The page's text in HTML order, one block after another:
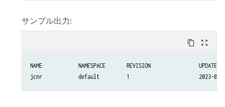
サンプル出力:
content_copy zoom_out_map
NAME		NAMESPACE	REVISION		UPDATED                                	STATUS  		CHART                  	APP VERSION